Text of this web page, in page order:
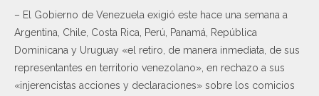
– El Gobierno de Venezuela exigió este hace una semana a
Argentina, Chile, Costa Rica, Perú, Panamá, República
Dominicana y Uruguay «el retiro, de manera inmediata, de sus
representantes en territorio venezolano», en rechazo a sus
«injerencistas acciones y declaraciones» sobre los comicios